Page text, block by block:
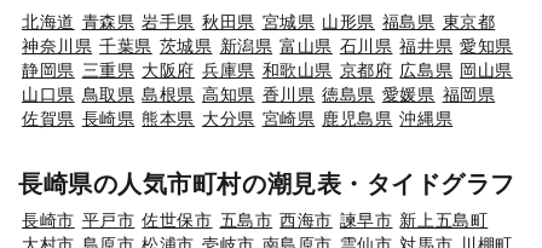
北海道 青森県 岩手県 秋田県 宮城県 山形県 福島県 東京都
神奈川県 千葉県 茨城県 新潟県 富山県 石川県 福井県 愛知県
静岡県 三重県 大阪府 兵庫県 和歌山県 京都府 広島県 岡山県
山口県 鳥取県 島根県 高知県 香川県 徳島県 愛媛県 福岡県
佐賀県 長崎県 熊本県 大分県 宮崎県 鹿児島県 沖縄県
長崎県の人気市町村の潮見表・タイドグラフ
長崎市 平戸市 佐世保市 五島市 西海市 諫早市 新上五島町
大村市 島原市 松浦市 壱岐市 南島原市 雲仙市 対馬市 川棚町